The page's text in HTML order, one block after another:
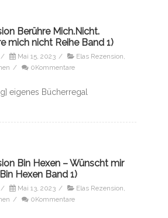
Berühre Mich.Nicht.
mich nicht Reihe Band 1)
/ Mai 15, 2023 / Elas Rezension
/ 0Kommentare
eigenes Bücherregal
Bin Hexen – Wünscht mir
Hexen Band 1)
/ Mai 13, 2023 / Elas Rezension
/ 0Kommentare